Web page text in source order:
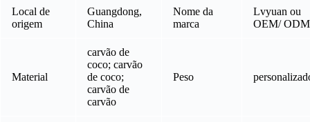
Local de
origem
Guangdong,
China
Nome da
marca
Lvyuan ou
OEM/ ODM
Material
carvão de
coco; carvão
de coco;
carvão de
carvão
Peso